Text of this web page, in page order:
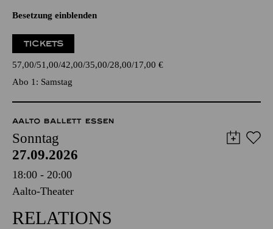
Besetzung einblenden
TICKETS
57,00 51,00 42,00 35,00 28,00 17,00 €
Abo 1: Samstag
AALTO BALLETT ESSEN
Sonntag
27.09.2026
18:00 - 20:00
Aalto-Theater
RELATIONS